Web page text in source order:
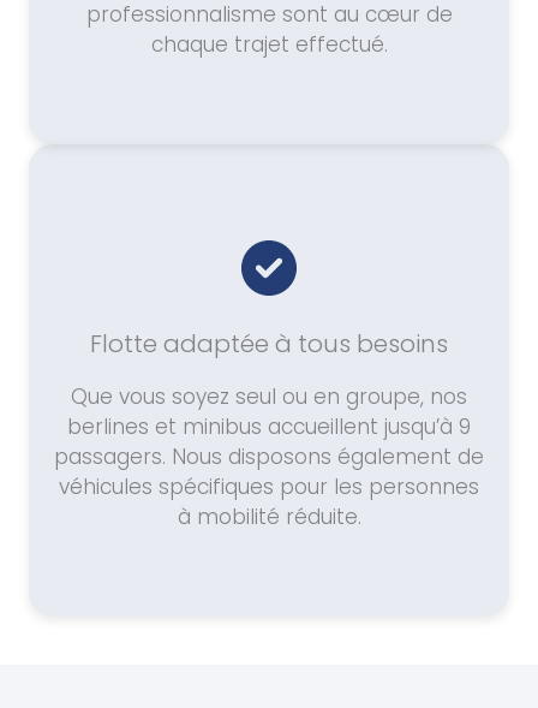
professionnalisme sont au cœur de
chaque trajet effectué.
Flotte adaptée à tous besoins
Que vous soyez seul ou en groupe, nos
berlines et minibus accueillent jusqu’à 9
passagers. Nous disposons également de
véhicules spécifiques pour les personnes
à mobilité réduite.